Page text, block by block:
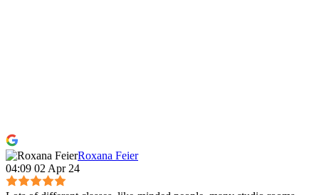
Roxana Feier
04:09 02 Apr 24